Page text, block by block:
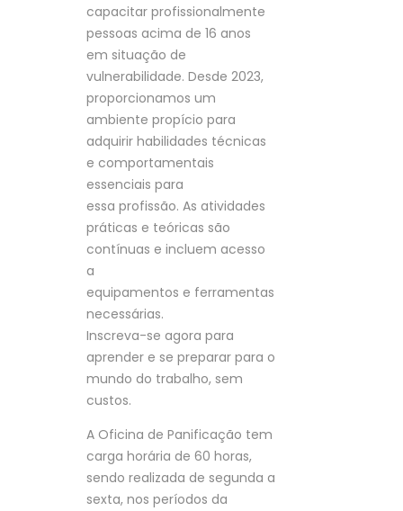
capacitar profissionalmente
pessoas acima de 16 anos
em situação de
vulnerabilidade. Desde 2023,
proporcionamos um
ambiente propício para
adquirir habilidades técnicas
e comportamentais
essenciais para
essa profissão. As atividades
práticas e teóricas são
contínuas e incluem acesso
a
equipamentos e ferramentas
necessárias.
Inscreva-se agora para
aprender e se preparar para o
mundo do trabalho, sem
custos.
A Oficina de Panificação tem
carga horária de 60 horas,
sendo realizada de segunda a
sexta, nos períodos da